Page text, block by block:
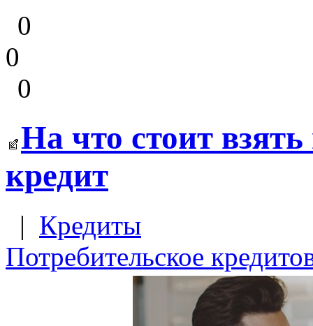
0
0
0
На что стоит
кредит
| Кредиты
Потребительское